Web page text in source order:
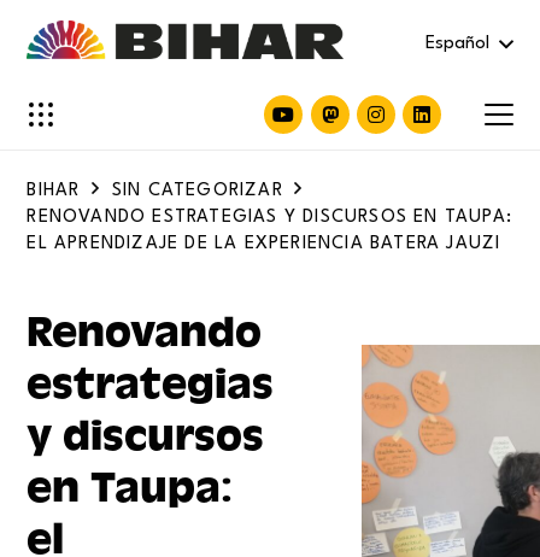
Español
BIHAR
SIN CATEGORIZAR
RENOVANDO ESTRATEGIAS Y DISCURSOS EN TAUPA:
EL APRENDIZAJE DE LA EXPERIENCIA BATERA JAUZI
Renovando
estrategias
y discursos
en Taupa:
el